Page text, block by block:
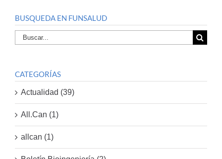
BUSQUEDA EN FUNSALUD
Buscar
por:
CATEGORÍAS
Actualidad (39)
All.Can (1)
allcan (1)